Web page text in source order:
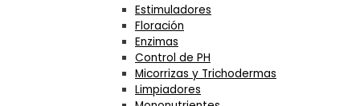
Estimuladores
Floración
Enzimas
Control de PH
Micorrizas y Trichodermas
Limpiadores